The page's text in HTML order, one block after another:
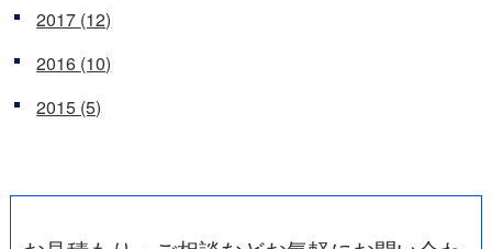
2017 (12)
2016 (10)
2015 (5)